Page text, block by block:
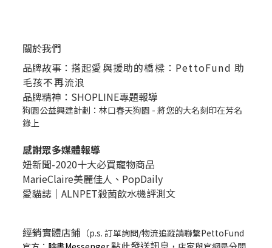
關於我們
品牌故事： 搭起愛與援助的橋樑：PettoFund 助
毛孩不再流浪
品牌精神：SHOPLINE專題報導
狗園公益興建計劃：林口春天狗園 - 將您的大名刻印在芳名
錄上
感謝眾多媒體報導
妞新聞-2020十大必買寵物商品
MarieClaire美麗佳人、 PopDaily
愛貓誌｜ALNPET殺菌飲水機評測文
經銷實體店鋪 （p.s. 訂單詢問/物流追蹤請聯繫PettoFund